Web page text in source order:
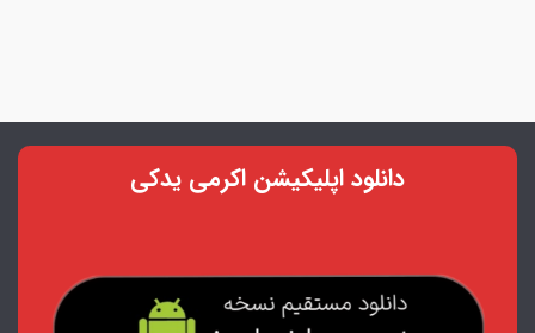
دانلود اپلیکیشن اکرمی یدکی